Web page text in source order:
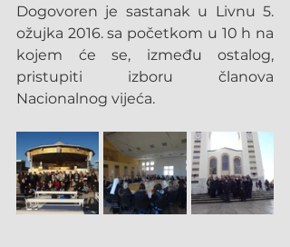
Dogovoren je sastanak u Livnu 5.
ožujka 2016. sa početkom u 10 h na
kojem će se, između ostalog,
pristupiti izboru članova
Nacionalnog vijeća.